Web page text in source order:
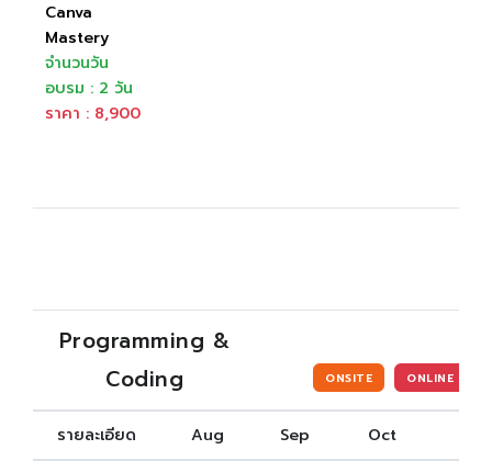
Canva
Mastery
จำนวนวัน
อบรม : 2 วัน
ราคา : 8,900
Programming &
Coding
ONSITE ONLINE
รายละเอียด Aug Sep Oct